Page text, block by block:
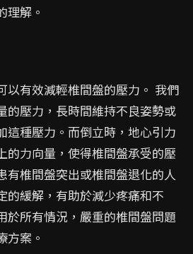
理解。
以有效減輕椎間盤的壓力。 我們
的壓力，長時間維持不良姿勢或
這種壓力。而倒立時，地心引力
的力向量，使得椎間盤承受的壓
有椎間盤突出或椎間盤退化的人
的緩解，有助於減少疼痛和不
於所有情況，嚴重的椎間盤問題
方案。